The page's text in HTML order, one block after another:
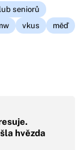
seniorů
vkus
měď
hvězda